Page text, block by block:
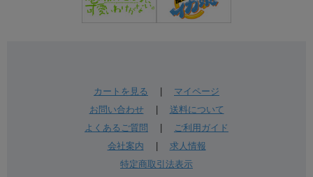
カートを見る
マイページ
お問い合わせ| 送料について
よくあるご質問
ご利用ガイド
会社案内
求人情報
特定商取引法表示